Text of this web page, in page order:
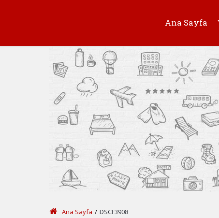
Ana Sayfa
Ana Sayfa / DSCF3908